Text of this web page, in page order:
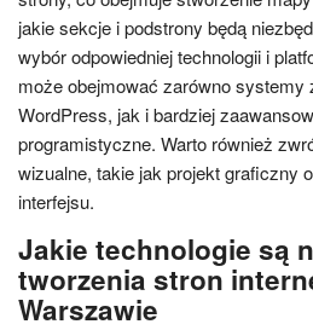
jakie sekcje i podstrony będą
wybór odpowiedniej technologii i
może obejmować zarówno systemy
WordPress, jak i bardziej
programistyczne. Warto również
wizualne, takie jak projekt graficzny
interfejsu.
Jakie technologie są
tworzenia stron
Warszawie